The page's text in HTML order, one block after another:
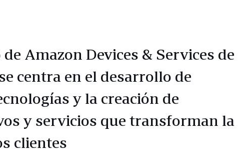
Amazon Devices & Services de
centra en el desarrollo de
y la creación de
y servicios que transforman la
clientes